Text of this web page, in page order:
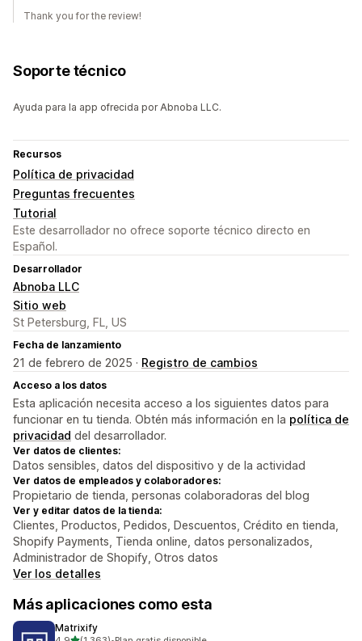
Thank you for the review!
Soporte técnico
Ayuda para la app ofrecida por Abnoba LLC.
Recursos
Política de privacidad
Preguntas frecuentes
Tutorial
Este desarrollador no ofrece soporte técnico directo en
Español.
Desarrollador
Abnoba LLC
Sitio web
St Petersburg, FL, US
Fecha de lanzamiento
21 de febrero de 2025 · Registro de cambios
Acceso a los datos
Esta aplicación necesita acceso a los siguientes datos para
funcionar en tu tienda. Obtén más información en la política de
privacidad del desarrollador.
Ver datos de clientes:
Datos sensibles, datos del dispositivo y de la actividad
Ver datos de empleados y colaboradores:
Propietario de tienda, personas colaboradoras del blog
Ver y editar datos de la tienda:
Clientes, Productos, Pedidos, Descuentos, Crédito en tienda,
Shopify Payments, Tienda online, datos personalizados,
Administrador de Shopify, Otros datos
Ver los detalles
Más aplicaciones como esta
Matrixify